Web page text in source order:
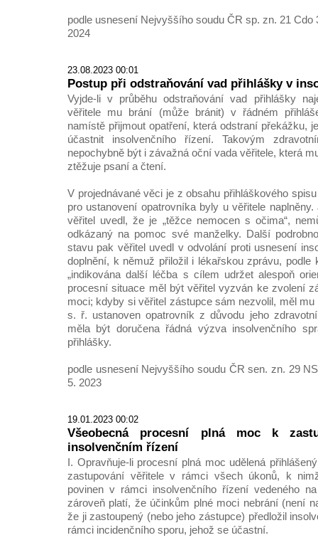
podle usnesení Nejvyššího soudu ČR sp. zn. 21 Cdo
2024
23.08.2023 00:01
Postup při odstraňování vad přihlášky v
Vyjde-li v průběhu odstraňování vad přihlášky
věřitele mu brání (může bránit) v řádném
namístě přijmout opatření, která odstraní překážku,
účastnit insolvenčního řízení. Takovým
nepochybně být i závažná oční vada věřitele, která
ztěžuje psaní a čtení.
V projednávané věci je z obsahu přihláškového
pro ustanovení opatrovníka byly u věřitele
věřitel uvedl, že je „těžce nemocen s očima“,
odkázaný na pomoc své manželky. Další
stavu pak věřitel uvedl v odvolání proti usnesení
doplnění, k němuž přiložil i lékařskou zprávu, podle
„indikována další léčba s cílem udržet alespoň
procesní situace měl být věřitel vyzván ke zvolení
moci; kdyby si věřitel zástupce sám nezvolil, měl mu
s. ř. ustanoven opatrovník z důvodu jeho
měla být doručena řádná výzva insolvenčního
přihlášky.
podle usnesení Nejvyššího soudu ČR sen. zn. 29
5. 2023
19.01.2023 00:02
Všeobecná procesní plná moc k
insolvenčním řízení
I. Opravňuje-li procesní plná moc udělená
zastupování věřitele v rámci všech úkonů, k
povinen v rámci insolvenčního řízení vedeného
zároveň platí, že účinkům plné moci nebrání (není
že ji zastoupený (nebo jeho zástupce) předložil
rámci incidenčního sporu, jehož se účastní.